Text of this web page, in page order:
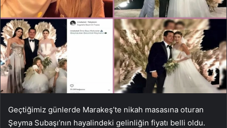
Geçtiğimiz günlerde Marakeş’te nikah masasına oturan
Şeyma Subaşı’nın hayalindeki gelinliğin fiyatı belli oldu.